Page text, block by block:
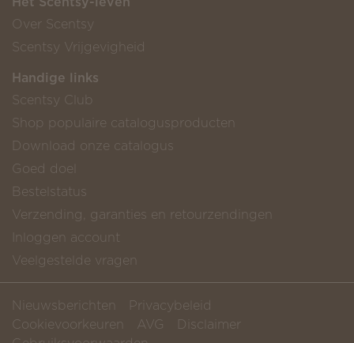
Over Scentsy
Scentsy Vrijgevigheid
Handige links
Scentsy Club
Shop populaire catalogusproducten
Download onze catalogus
Goed doel
Bestelstatus
Verzending, garanties en retourzendingen
Inloggen account
Veelgestelde vragen
Nieuwsberichten
Privacybeleid
Cookievoorkeuren
AVG
Disclaimer